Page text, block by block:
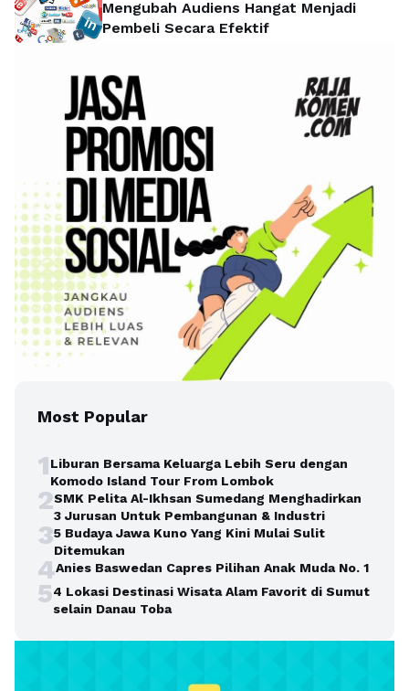
Mengubah Audiens Hangat Menjadi
Pembeli Secara Efektif
Most Popular
1Liburan Bersama Keluarga Lebih Seru dengan
Komodo Island Tour From Lombok
2SMK Pelita Al-Ikhsan Sumedang Menghadirkan
3 Jurusan Untuk Pembangunan & Industri
35 Budaya Jawa Kuno Yang Kini Mulai Sulit
Ditemukan
4Anies Baswedan Capres Pilihan Anak Muda No. 1
54 Lokasi Destinasi Wisata Alam Favorit di Sumut
selain Danau Toba